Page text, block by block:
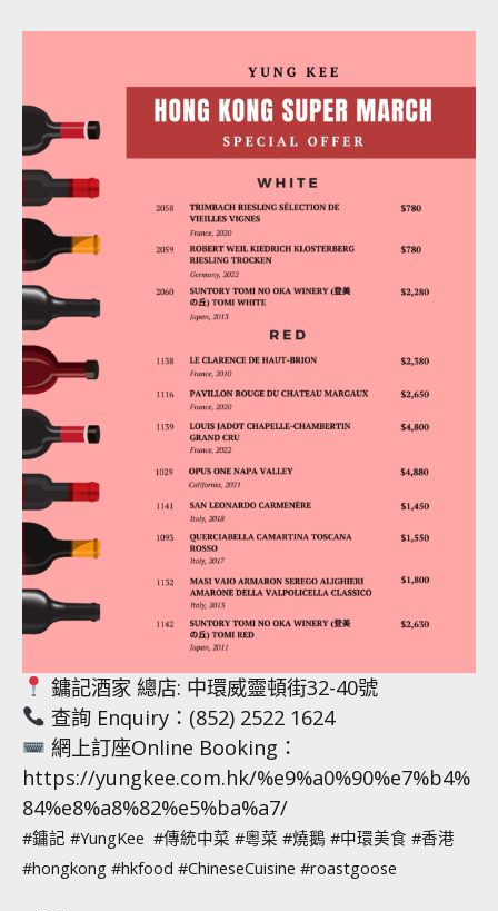
鏞記酒家 總店: 中環威靈頓街32-40號
查詢 Enquiry：(852) 2522 1624
網上訂座Online Booking：
https://yungkee.com.hk/%e9%a0%90%e7%b4%
84%e8%a8%82%e5%ba%a7/
#鏞記 #YungKee #傳統中菜 #粵菜 #燒鵝 #中環美食 #香港
#hongkong #hkfood #ChineseCuisine #roastgoose